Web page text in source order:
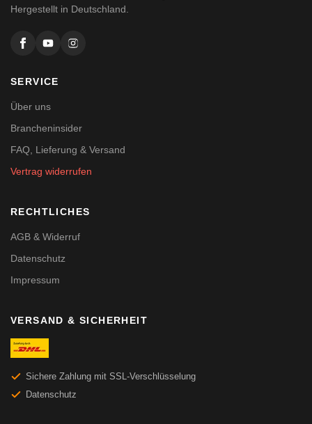
Hergestellt in Deutschland.
SERVICE
Über uns
Brancheninsider
FAQ, Lieferung & Versand
Vertrag widerrufen
RECHTLICHES
AGB & Widerruf
Datenschutz
Impressum
VERSAND & SICHERHEIT
Sichere Zahlung mit SSL-Verschlüsselung
Datenschutz